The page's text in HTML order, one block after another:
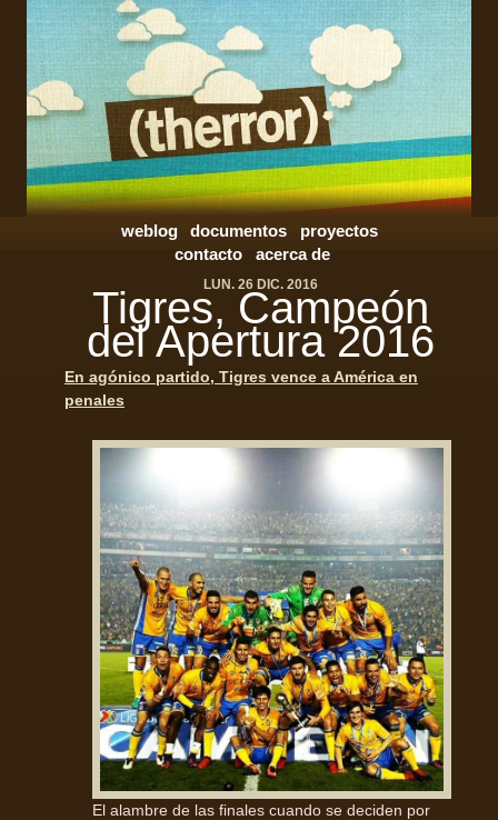
weblog documentos
proyectos
contacto
acerca de
LUN. 26 DIC. 2016
Tigres, Campeón
del Apertura 2016
En agónico partido, Tigres vence a América en
penales
El alambre de las finales cuando se deciden por